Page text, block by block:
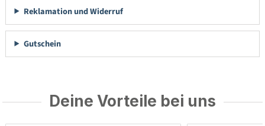
Reklamation und Widerruf
Gutschein
Deine Vorteile bei uns